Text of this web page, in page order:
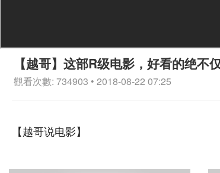
【越哥】这部R级电影，好看的绝不
觀看次數: 734903 • 2018-08-22 07:25
【越哥说电影】